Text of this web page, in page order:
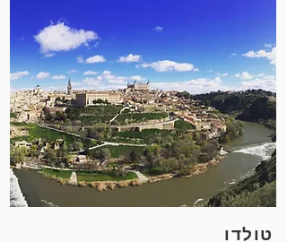
טולדו